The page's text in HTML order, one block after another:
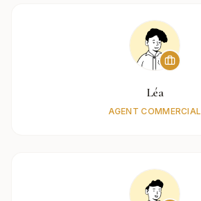
Léa
AGENT COMMERCIAL